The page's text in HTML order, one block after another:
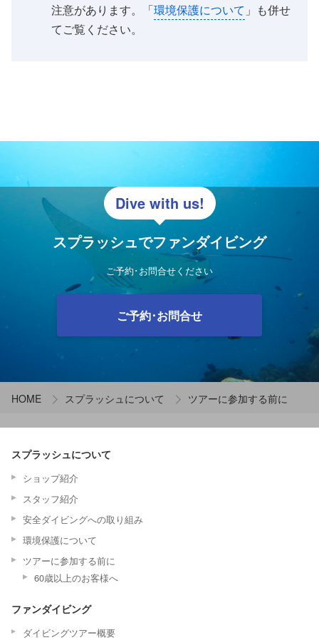
注意があります。「環境保護について 」も併せ
てご覧ください。
Dive with us!
スプラッシュでファンダイビング
ご予約･お問合せください
ご予約･お問合せ
HOME スプラッシュについて ツアーに参加する前に
スプラッシュについて
ショップ紹介
スタッフ紹介
安全ダイビングへの取り組み
環境保護について
ツアーに参加する前に
60歳以上のお客様へ
ファンダイビング
ダイビングツアー概要